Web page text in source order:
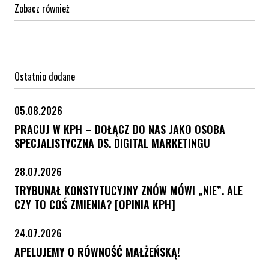
Zobacz również
Ostatnio dodane
05.08.2026
PRACUJ W KPH – DOŁĄCZ DO NAS JAKO OSOBA
SPECJALISTYCZNA DS. DIGITAL MARKETINGU
28.07.2026
TRYBUNAŁ KONSTYTUCYJNY ZNÓW MÓWI „NIE”. ALE
CZY TO COŚ ZMIENIA? [OPINIA KPH]
24.07.2026
APELUJEMY O RÓWNOŚĆ MAŁŻEŃSKĄ!